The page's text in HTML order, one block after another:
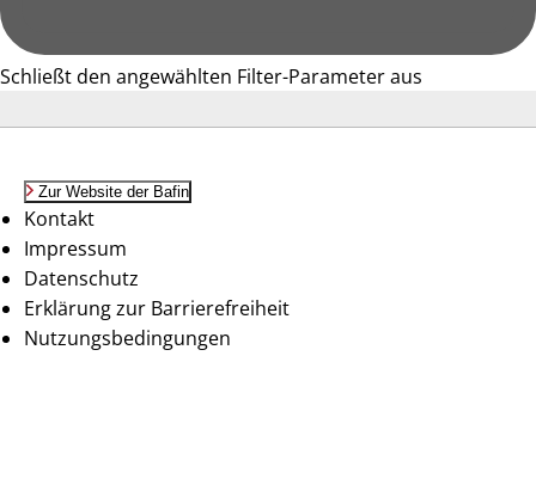
Schließt den angewählten Filter-Parameter aus
Zur Website der Bafin
Kontakt
Impressum
Datenschutz
Erklärung zur Barrierefreiheit
Nutzungsbedingungen